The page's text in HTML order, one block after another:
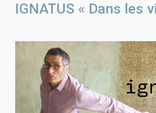
IGNATUS « Dans les